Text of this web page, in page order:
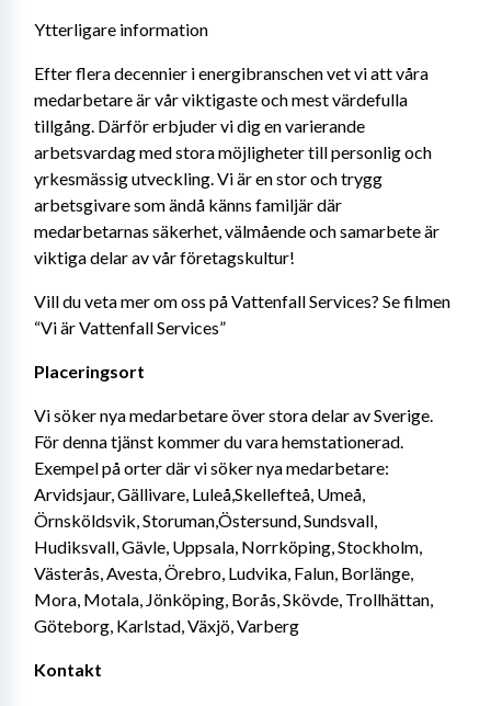
Ytterligare information
Efter flera decennier i energibranschen vet vi att våra
medarbetare är vår viktigaste och mest värdefulla
tillgång. Därför erbjuder vi dig en varierande
arbetsvardag med stora möjligheter till personlig och
yrkesmässig utveckling. Vi är en stor och trygg
arbetsgivare som ändå känns familjär där
medarbetarnas säkerhet, välmående och samarbete är
viktiga delar av vår företagskultur!
Vill du veta mer om oss på Vattenfall Services? Se filmen
“Vi är Vattenfall Services”
Placeringsort
Vi söker nya medarbetare över stora delar av Sverige.
För denna tjänst kommer du vara hemstationerad.
Exempel på orter där vi söker nya medarbetare:
Arvidsjaur, Gällivare, Luleå,Skellefteå, Umeå,
Örnsköldsvik, Storuman,Östersund, Sundsvall,
Hudiksvall, Gävle, Uppsala, Norrköping, Stockholm,
Västerås, Avesta, Örebro, Ludvika, Falun, Borlänge,
Mora, Motala, Jönköping, Borås, Skövde, Trollhättan,
Göteborg, Karlstad, Växjö, Varberg
Kontakt